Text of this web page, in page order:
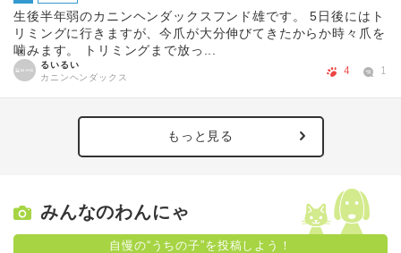
生後半年弱のカニンヘンダックスフンド雄です。 5日後にはト
リミングに行きますが、今爪が大分伸びてきたからか時々爪を
噛みます。 トリミングまで放っ...
るいるい
カニンヘンダックス
4 1
もっと見る
みんなのわんにゃ
自慢の“うちの子”を投稿しよう！